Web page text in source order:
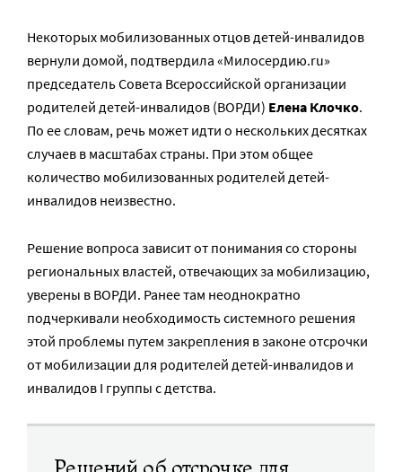
Некоторых мобилизованных отцов детей-инвалидов
вернули домой, подтвердила «Милосердию.ru»
председатель Совета Всероссийской организации
родителей детей-инвалидов (ВОРДИ) Елена Клочко.
По ее словам, речь может идти о нескольких десятках
случаев в масштабах страны. При этом общее
количество мобилизованных родителей детей-
инвалидов неизвестно.
Решение вопроса зависит от понимания со стороны
региональных властей, отвечающих за мобилизацию,
уверены в ВОРДИ. Ранее там неоднократно
подчеркивали необходимость системного решения
этой проблемы путем закрепления в законе отсрочки
от мобилизации для родителей детей-инвалидов и
инвалидов I группы с детства.